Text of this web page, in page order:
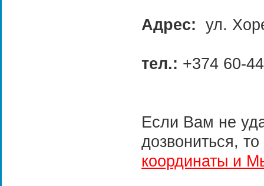
Адрес: ул.
тел.: +374 60-
Если Вам не
дозвониться, то
координаты и